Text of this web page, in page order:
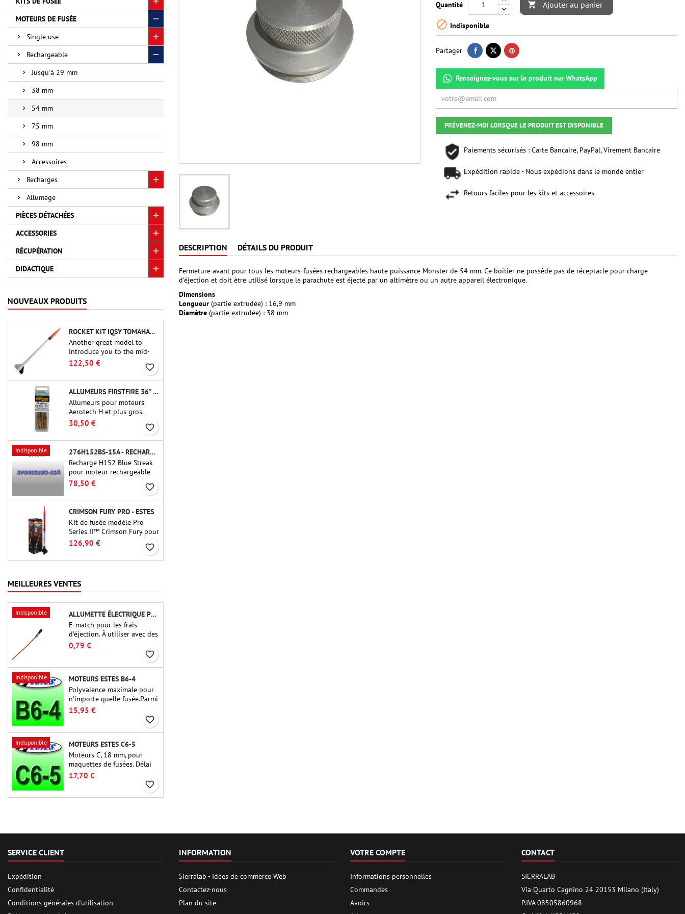
MOTEURS DE FUSÉE
Single use
Rechargeable
Jusqu'à 29 mm
38 mm
54 mm
75 mm
98 mm
Accessoires
Recharges
Allumage
PIÈCES DÉTACHÉES
ACCESSORIES
RÉCUPÉRATION
DIDACTIQUE
NOUVEAUX PRODUITS
ROCKET KIT IQSY TOMAHAWK - AEROTECH
Another great model to
introduce you to the mid-
power.A scale replica of a
famous sounding rocket,
small in size and peefect to
move to higher-level kits.
122,50 € favorite_border
ALLUMEURS FIRSTFIRE 36" - AEROTECH
Allumeurs pour moteurs
Aerotech H et plus gros.
Allumage fiable des moteurs
jusqu'à 91 cm de longu
30,50 € favorite_border
Indisponible
276H152BS-15A - RECHARGE 38MM CTI
Recharge H152 Blue Streak
pour moteur rechargeable
Cesaroni P38-2G. Le délai de
15 secondes est réglable via
l'outil ProDAT 38
78,50 € favorite_border
CRIMSON FURY PRO - ESTES
Kit de fusée modèle Pro
Series II™ Crimson Fury pour
moteurs de 29 mm de type
fuséologues confirmés, le
atterrissages en douceur et
construction aussi raffinée
que les vols eux-mêmes.
126,90 € favorite_border
MEILLEURES VENTES
Indisponible
ALLUMETTE ÉLECTRIQUE POUR CHARGE D'ÉJECTION
E-match pour les frais
d'éjection. À utiliser avec des
altimètres ou d'autres
appareils électroniques.
0,79 €
favorite_border
Indisponible
MOTEURS ESTES B6-4
Polyvalence maximale pour
n'importe quelle fusée.Parmi
les moteurs de fusée les plus
utilisés à ce jour, l'Estes B6-
4 est le moteur adapté à la
plus grande majorité des
fusées Estes et similaires.
15,95 €
favorite_border
Indisponible
MOTEURS ESTES C6-5
Moteurs C, 18 mm, pour
maquettes de fusées. Délai
de 5 secondes, pour les
fusées à un étage.
17,70 €
favorite_border
Quantité  Ajouter au panier
 Indisponible
Partager
Renseignez-vous sur le produit sur WhatsApp
PRÉVENEZ-MOI LORSQUE LE PRODUIT EST DISPONIBLE
Paiements sécurisés : Carte Bancaire, PayPal, Virement Bancaire
Expédition rapide - Nous expédions dans le monde entier
Retours faciles pour les kits et accessoires
DESCRIPTION DÉTAILS DU PRODUIT
Fermeture avant pour tous les moteurs-fusées rechargeables haute puissance Monster de 54 mm. Ce boîtier ne possède pas de réceptacle pour charge
d'éjection et doit être utilisé lorsque le parachute est éjecté par un altimètre ou un autre appareil électronique.
Dimensions
Longueur (partie extrudée) : 16,9 mm
Diamètre (partie extrudée) : 38 mm
SERVICE CLIENT
Expédition
Confidentialité
Conditions générales d'utilisation
INFORMATION
Sierralab - Idées de commerce Web
Contactez-nous
Plan du site
VOTRE COMPTE
Informations personnelles
Commandes
Avoirs
CONTACT
SIERRALAB
Via Quarto Cagnino 24 20153 Milano (Italy)
P.IVA 08505860968